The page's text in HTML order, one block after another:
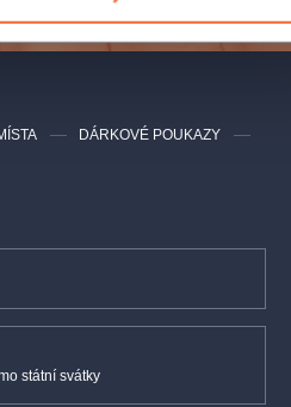
státní svátky
DÁRKOVÉ POUKAZY